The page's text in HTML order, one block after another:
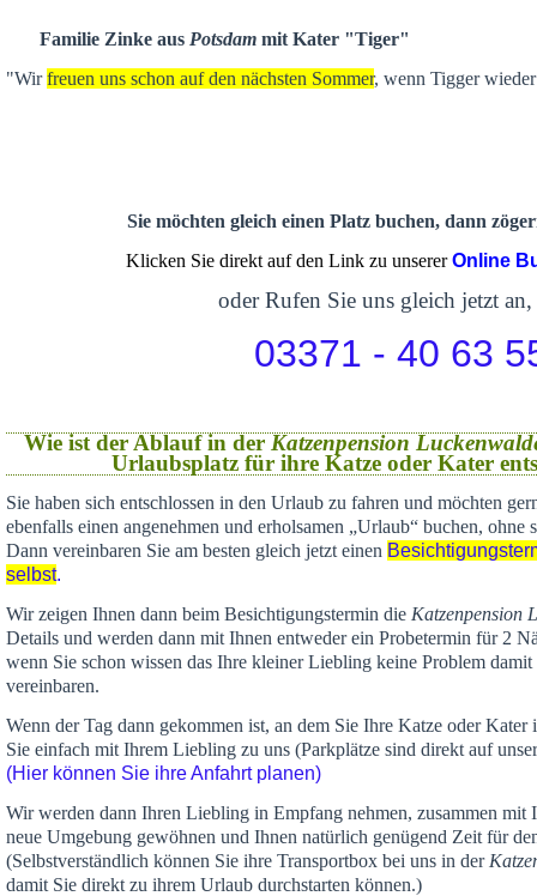
Familie Zinke aus Potsdam mit Kater "Tiger"
"Wirfreuen uns schon auf den nächsten Sommer, wenn Tigger
Sie möchten gleich einen Platz buchen, dann
Klicken Sie direkt auf den Link zu unsererOnline
oder Rufen Sie uns gleich jetzt an,
03371 - 40 63
Wie ist der Ablauf in der Katzenpension
Urlaubsplatz für ihre Katze oder Kater
Sie haben sich entschlossen in den Urlaub zu fahren und möchten
ebenfalls einen angenehmen und erholsamen „Urlaub“ buchen, ohne
Dann vereinbaren Sie am besten gleich jetzt einen
selbst.
Wir zeigen Ihnen dann beim Besichtigungstermin die Katzenpension
Details und werden dann mit Ihnen entweder ein Probetermin für 2
wenn Sie schon wissen das Ihre kleiner Liebling keine Problem
vereinbaren.
Wenn der Tag dann gekommen ist, an dem Sie Ihre Katze oder
Sie einfach mit Ihrem Liebling zu uns (Parkplätze sind direkt auf
(Hier können Sie ihre Anfahrt planen)
Wir werden dann Ihren Liebling in Empfang nehmen, zusammen mit
neue Umgebung gewöhnen und Ihnen natürlich genügend Zeit für
(Selbstverständlich können Sie ihre Transportbox bei uns in der
damit Sie direkt zu ihrem Urlaub durchstarten können.)